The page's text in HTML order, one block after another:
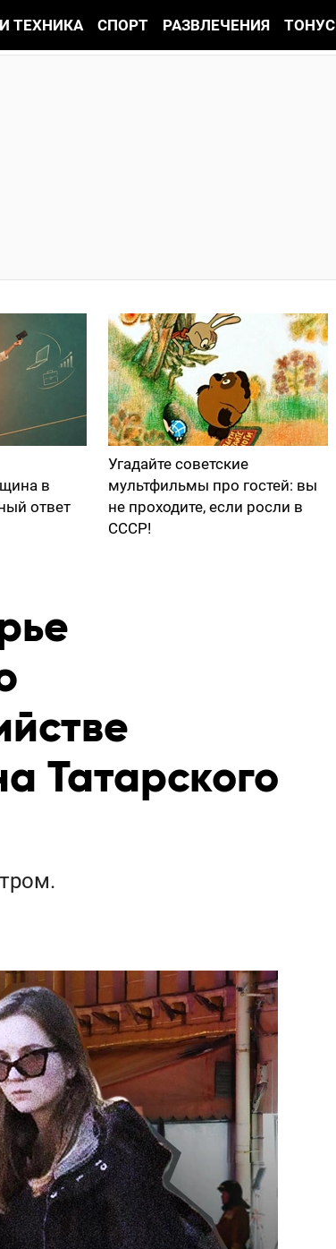
ТЕХНИКА СПОРТ РАЗВЛЕЧЕНИЯ ТОНУС
в
ответ
Угадайте советские
мультфильмы про гостей: вы
не проходите, если росли в
СССР!
Татарского